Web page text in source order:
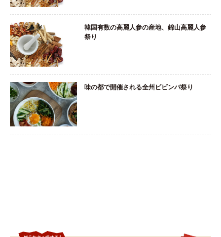
韓国有数の高麗人参の産地、錦山高麗人参
祭り
味の都で開催される全州ビビンバ祭り